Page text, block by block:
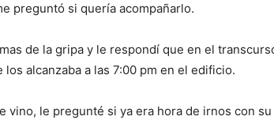
preguntó si quería acompañarlo.
de la gripa y le respondí que en el
alcanzaba a las 7:00 pm en el edificio.
vino, le pregunté si ya era hora de irnos con su